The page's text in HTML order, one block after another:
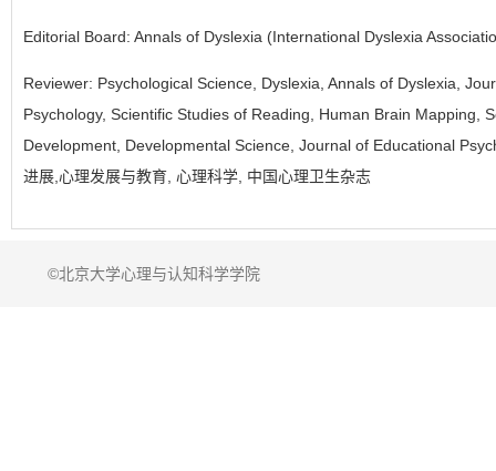
Editorial Board: Annals of Dyslexia (International Dyslexia
Reviewer: Psychological Science, Dyslexia, Annals of Dyslexia,
Psychology, Scientific Studies of Reading, Human Brain Mapping,
Development, Developmental Science, Journal of Educational
进展,心理发展与教育, 心理科学, 中国心理卫生杂志
©北京大学心理与认知科学学院